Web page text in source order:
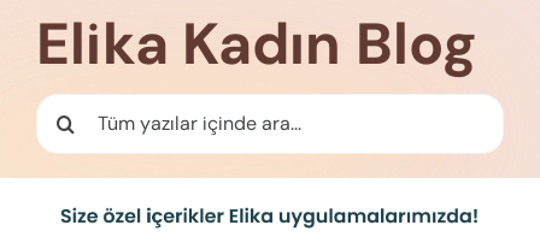
İletişim
Elika Kadın Blog
Ara: